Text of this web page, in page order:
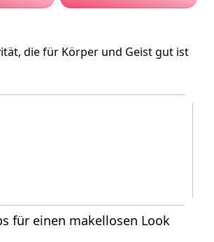
die für Körper und Geist gut ist
für einen makellosen Look